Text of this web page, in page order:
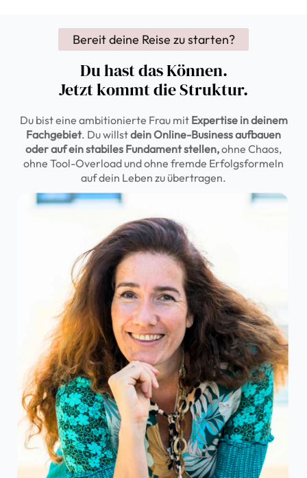
Bereit deine Reise zu starten?
Du hast das Können.
Jetzt kommt die Struktur.
Du bist eine ambitionierte Frau mit Expertise in deinem
Fachgebiet. Du willstdein Online-Business aufbauen
oder auf ein stabiles Fundament stellen,ohne Chaos,
ohne Tool-Overload und ohne fremde Erfolgsformeln
auf dein Leben zu übertragen.